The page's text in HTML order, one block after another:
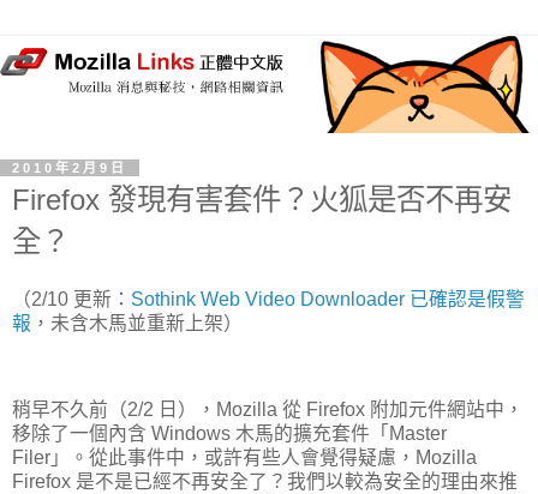
2010年2月9日
Firefox 發現有害套件？火狐是否不再安
全？
（2/10 更新： Sothink Web Video Downloader 已確認是假警
報 ，未含木馬並重新上架）
稍早不久前（2/2 日），Mozilla 從 Firefox 附加元件網站中，
移除了一個內含 Windows 木馬的擴充套件「Master
Filer」。從此事件中，或許有些人會覺得疑慮，Mozilla
Firefox 是不是已經不再安全了？我們以較為安全的理由來推